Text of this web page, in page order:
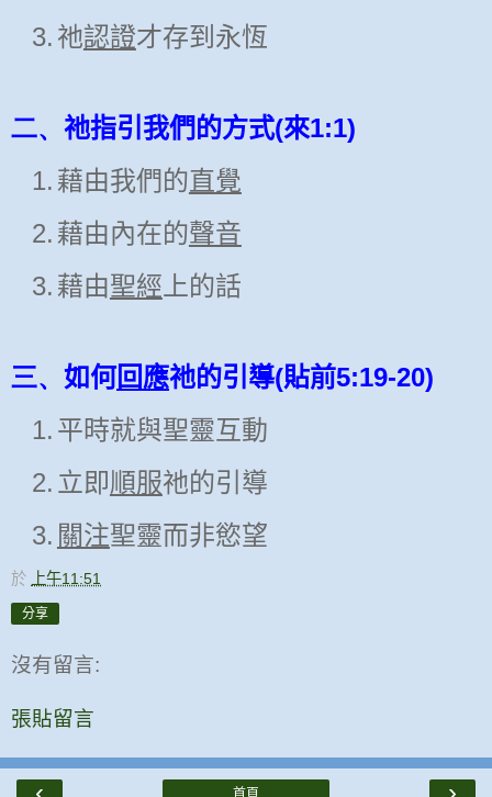
3. 祂認證才存到永恆
二、 祂指引我們的方式(來1:1)
1. 藉由我們的直覺
2. 藉由內在的聲音
3. 藉由聖經 上的話
三、 如何回應祂的引導(貼前5:19-20)
1. 平時就與聖靈互動
2. 立即順服祂的引導
3. 關注聖靈而非慾望
於 上午11:51
分享
沒有留言:
張貼留言